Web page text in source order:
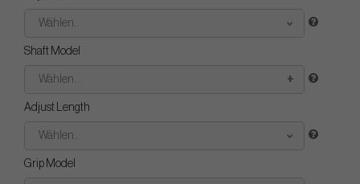
Wählen..
Shaft Model
Wählen..
Adjust Length
Wählen..
Grip Model